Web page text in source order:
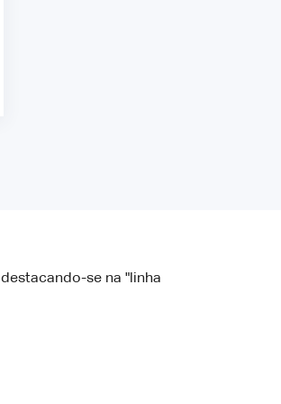
se na "linha